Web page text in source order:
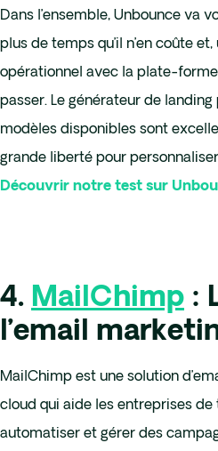
Dans l’ensemble, Unbounce va
plus de temps qu’il n’en coûte
opérationnel avec la plate-
passer. Le générateur de
modèles disponibles sont
grande liberté pour
Découvrir notre test sur
4. MailChimp :
l’email
MailChimp est une solution
cloud qui aide les entreprises
automatiser et gérer des